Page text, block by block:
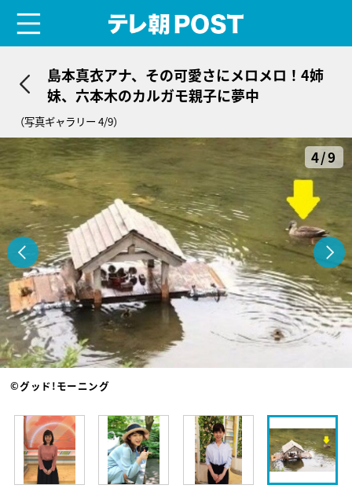
島本真衣アナ、その可愛さにメロメロ！4姉
妹、六本木のカルガモ親子に夢中
（写真ギャラリー 4/9）
4/9
©グッド!モーニング